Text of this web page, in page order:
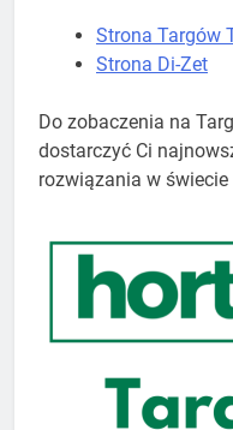
Strona Targów
Strona Di-Zet
Do zobaczenia na
dostarczyć Ci
rozwiązania w